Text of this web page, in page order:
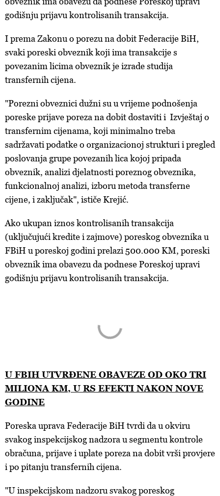
ažurirati klikom na „Prikaži detalje“. Privolu možete u bilo
godišnju prijavu kontrolisanih transakcija.
I prema Zakonu o porezu na dobit Federacije BiH,
svaki poreski obveznik koji ima transakcije s
povezanim licima obveznik je izrade studija
transfernih cijena.
"Porezni obveznici dužni su u vrijeme podnošenja
poreske prijave poreza na dobit dostaviti i Izvještaj o
transfernim cijenama, koji minimalno treba
sadržavati podatke o organizacionoj strukturi i pregled
poslovanja grupe povezanih lica kojoj pripada
obveznik, analizi djelatnosti poreznog obveznika,
funkcionalnoj analizi, izboru metoda transferne
cijene, i zaključak", ističe Krejić.
Ako ukupan iznos kontrolisanih transakcija
(uključujući kredite i zajmove) poreskog obveznika u
FBiH u poreskoj godini prelazi 500.000 KM, poreski
obveznik ima obavezu da podnese Poreskoj upravi
godišnju prijavu kontrolisanih transakcija.
U FBIH UTVRĐENE OBAVEZE OD OKO TRI
MILIONA KM, U RS EFEKTI NAKON NOVE
GODINE
Poreska uprava Federacije BiH tvrdi da u okviru
svakog inspekcijskog nadzora u segmentu kontrole
obračuna, prijave i uplate poreza na dobit vrši provjere
i po pitanju transfernih cijena.
"U inspekcijskom nadzoru svakog poreskog